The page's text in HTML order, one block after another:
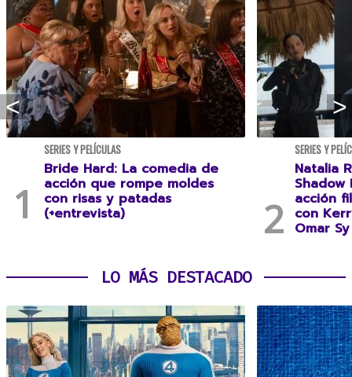
SERIES Y PELÍCULAS
Bride Hard: La comedia de
acción que rompe moldes
con risas y patadas
(+entrevista)
SERIES Y
Natalia
acción
con
Omar
LO MÁS DESTACADO